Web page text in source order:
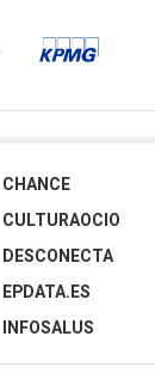
CHANCE
CULTURAOCIO
DESCONECTA
EPDATA.ES
INFOSALUS